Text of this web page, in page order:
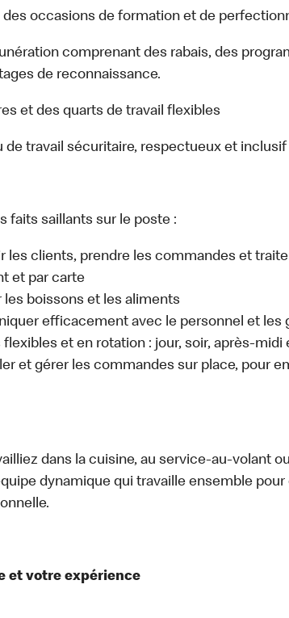
occasions de formation et de
comprenant des rabais, des
de reconnaissance.
et des quarts de travail flexibles
travail sécuritaire, respectueux et inclusif
faits saillants sur le poste :
les clients, prendre les commandes et
et par carte
les boissons et les aliments
efficacement avec le personnel et les
flexibles et en rotation : jour, soir, après-midi
et gérer les commandes sur place, pour
dans la cuisine, au service-au-volant
dynamique qui travaille ensemble
et votre expérience